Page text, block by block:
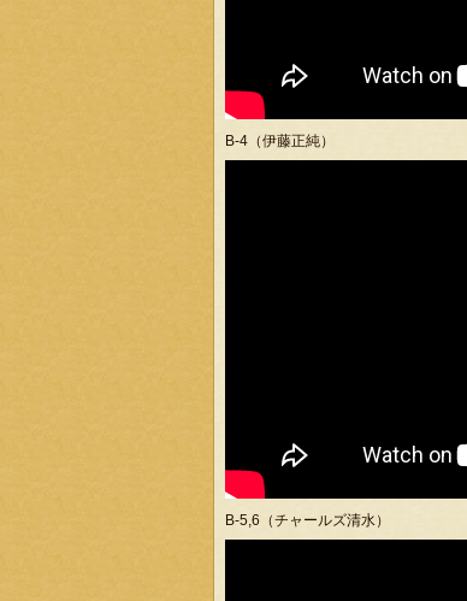
B-4（伊藤正純）
B-5,6（チャールズ清水）